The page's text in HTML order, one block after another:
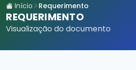
Início Requerimento
REQUERIMENTO
Visualização do documento